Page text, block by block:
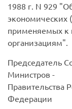
1988 г. N 929
экономических
применяемых к
организациям".
Председатель
Министров -
Правительства
Федерации